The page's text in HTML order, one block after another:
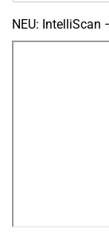
NEU: IntelliScan